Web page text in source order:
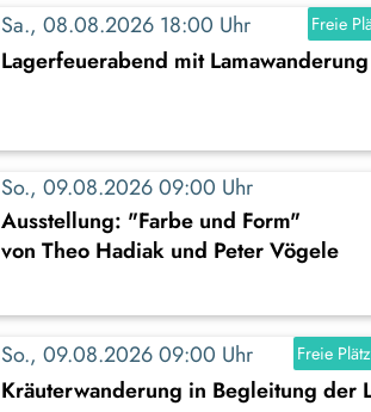
Sa., 08.08.2026 18:00 Uhr Freie
Lagerfeuerabend mit Lamawanderung
So., 09.08.2026 09:00 Uhr
Ausstellung: "Farbe und Form"
von Theo Hadiak und Peter Vögele
So., 09.08.2026 09:00 Uhr Freie
Kräuterwanderung in Begleitung der